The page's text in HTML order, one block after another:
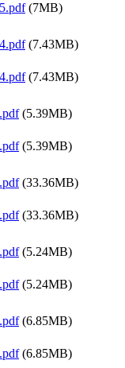
(7MB)
(7.43MB)
(7.43MB)
(5.39MB)
(5.39MB)
(33.36MB)
(33.36MB)
(5.24MB)
(5.24MB)
(6.85MB)
(6.85MB)